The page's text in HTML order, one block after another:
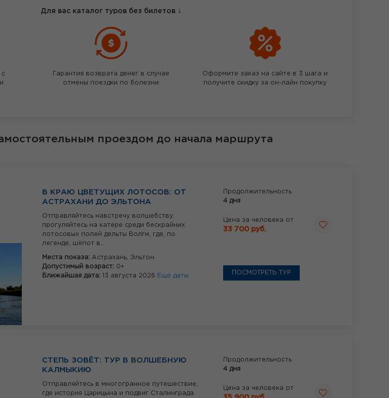
Для вас каталог туров без билетов ↓
с
Гарантия возврата денег в случае
отмены поездки по болезни
Оформите заказ на сайте в 3 шага и
получите скидку за он-лайн покупку
проездом до начала маршрута
В КРАЮ ЦВЕТУЩИХ ЛОТОСОВ: ОТ
АСТРАХАНИ ДО ЭЛЬТОНА
Отправляйтесь навстречу волшебству:
прогуляйтесь на катере среди бескрайних
лотосовых полей дельты Волги, где, по
легенде, шёпот в...
Места показа: Астрахань, Эльтон
Допустимый возраст: 0+
Ближайшая дата: 13 августа 2026 Ещё даты
Продолжительность
4 дня
Цена за человека от
33 700 руб.
ПОСМОТРЕТЬ ТУР
СТЕПЬ ЗОВЁТ: ТУР В ВОЛШЕБНУЮ
КАЛМЫКИЮ
Отправляйтесь в многогранное путешествие,
где история Царицына и подвиг Сталинграда
Продолжительность
4 дня
Цена за человека от